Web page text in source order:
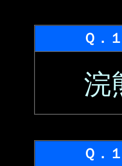
Ｑ．
浣
Ｑ．